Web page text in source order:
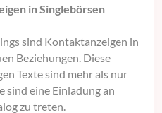
in Singlebörsen
sind Kontaktanzeigen in
Beziehungen. Diese
Texte sind mehr als nur
sind eine Einladung an
zu treten.